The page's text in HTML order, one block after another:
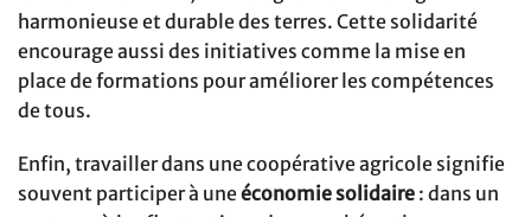
harmonieuse et durable des terres. Cette solidarité
encourage aussi des initiatives comme la mise en
place de formations pour améliorer les compétences
de tous.
Enfin, travailler dans une coopérative agricole signifie
souvent participer à uneéconomie solidaire : dans un